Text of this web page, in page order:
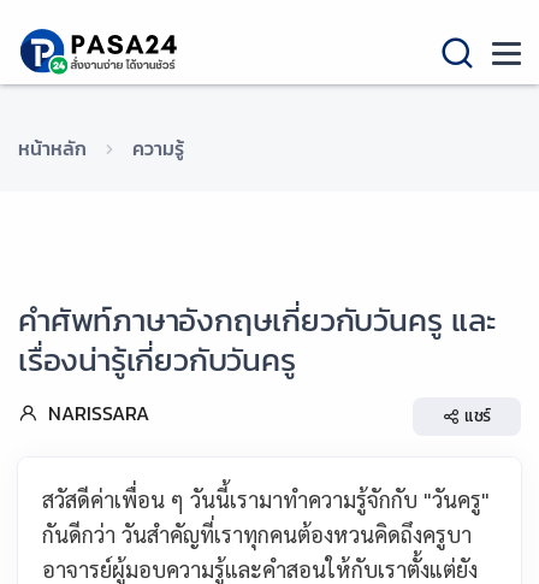
หน้าหลัก ความรู้
คำศัพท์ภาษาอังกฤษเกี่ยวกับวันครู และ
เรื่องน่ารู้เกี่ยวกับวันครู
NARISSARA แชร์
สวัสดีค่าเพื่อน ๆ วันนี้เรามาทำความรู้จักกับ "วันครู"
กันดีกว่า วันสำคัญที่เราทุกคนต้องหวนคิดถึงครูบา
อาจารย์ผู้มอบความรู้และคำสอนให้กับเราตั้งแต่ยัง